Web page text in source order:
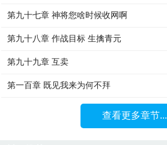
第九十七章 神将您啥时候收网啊
第九十八章 作战目标 生擒青元
第九十九章 互卖
第一百章 既见我来为何不拜
查看更多章节...